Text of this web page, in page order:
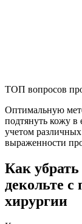
ТОП вопросов
Оптимальную
подтянуть кожу в
учетом
выраженности
Как
декольте
хирургии